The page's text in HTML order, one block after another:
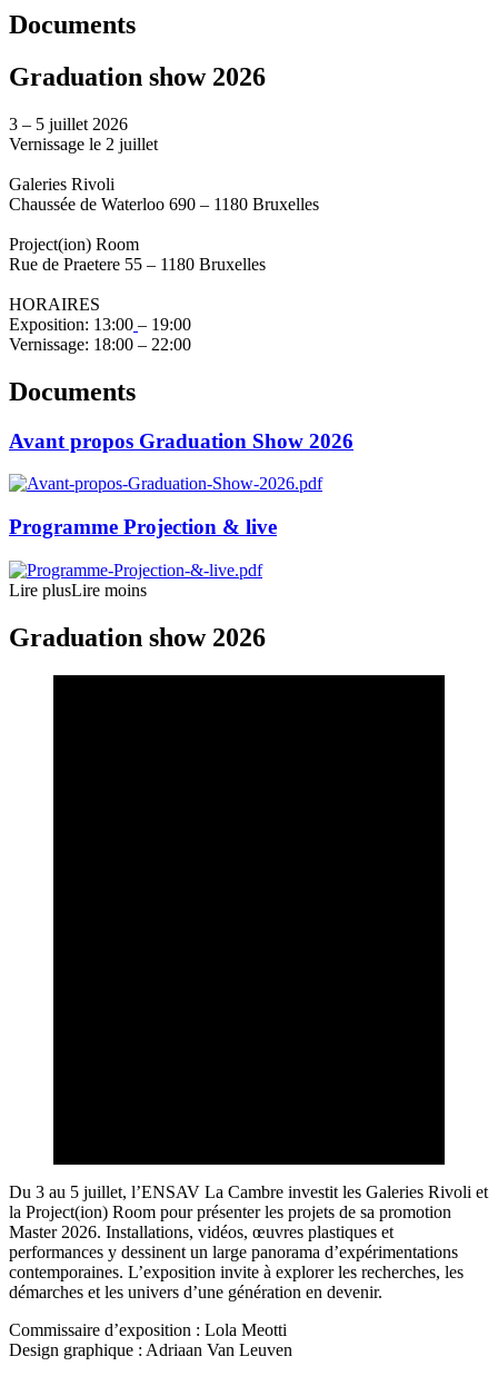
Documents
Graduation show 2026
3 – 5 juillet 2026
Vernissage le 2 juillet
Galeries Rivoli
Chaussée de Waterloo 690 – 1180 Bruxelles
Project(ion) Room
Rue de Praetere 55 – 1180 Bruxelles
HORAIRES
Exposition: 13:00 – 19:00
Vernissage: 18:00 – 22:00
Documents
Avant propos Graduation Show 2026
Programme Projection & live
Lire plusLire moins
Graduation show 2026
Du 3 au 5 juillet, l’ENSAV La Cambre investit les Galeries Rivoli et
la Project(ion) Room pour présenter les projets de sa promotion
Master 2026. Installations, vidéos, œuvres plastiques et
performances y dessinent un large panorama d’expérimentations
contemporaines. L’exposition invite à explorer les recherches, les
démarches et les univers d’une génération en devenir.
Commissaire d’exposition : Lola Meotti
Design graphique : Adriaan Van Leuven